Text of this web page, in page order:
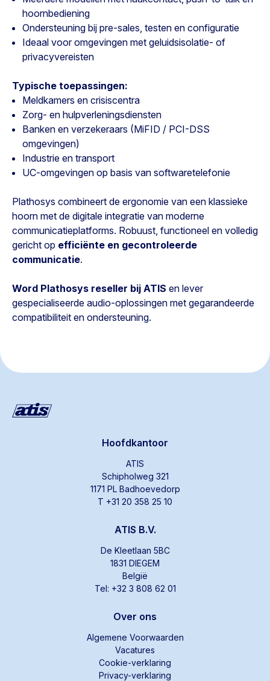
hoornbediening
Ondersteuning bij pre-sales, testen en configuratie
Ideaal voor omgevingen met geluidsisolatie- of
privacyvereisten
Typische toepassingen:
Meldkamers en crisiscentra
Zorg- en hulpverleningsdiensten
Banken en verzekeraars (MiFID / PCI-DSS
omgevingen)
Industrie en transport
UC-omgevingen op basis van softwaretelefonie
Plathosys combineert de ergonomie van een klassieke
hoorn met de digitale integratie van moderne
communicatieplatforms. Robuust, functioneel en volledig
gericht op efficiënte en gecontroleerde
communicatie.
Word Plathosys reseller bij ATIS en lever
gespecialiseerde audio-oplossingen met gegarandeerde
compatibiliteit en ondersteuning.
Hoofdkantoor
ATIS
Schipholweg 321
1171 PL Badhoevedorp
T +31 20 358 25 10
ATIS B.V.
De Kleetlaan 5BC
1831 DIEGEM
België
Tel: +32 3 808 62 01
Over ons
Algemene Voorwaarden
Vacatures
Cookie-verklaring
Privacy-verklaring